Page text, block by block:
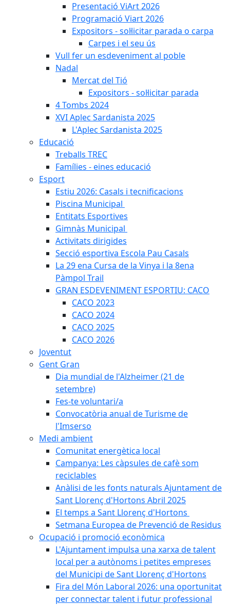
Presentació ViArt 2026
Programació Viart 2026
Expositors - sol·licitar parada o carpa
Carpes i el seu ús
Vull fer un esdeveniment al poble
Nadal
Mercat del Tió
Expositors - sol·licitar parada
4 Tombs 2024
XVI Aplec Sardanista 2025
L'Aplec Sardanista 2025
Educació
Treballs TREC
Famílies - eines educació
Esport
Estiu 2026: Casals i tecnificacions
Piscina Municipal
Entitats Esportives
Gimnàs Municipal
Activitats dirigides
Secció esportiva Escola Pau Casals
La 29 ena Cursa de la Vinya i la 8ena
Pàmpol Trail
GRAN ESDEVENIMENT ESPORTIU: CACO
CACO 2023
CACO 2024
CACO 2025
CACO 2026
Joventut
Gent Gran
Dia mundial de l'Alzheimer (21 de
setembre)
Fes-te voluntari/a
Convocatòria anual de Turisme de
l'Imserso
Medi ambient
Comunitat energètica local
Campanya: Les càpsules de cafè som
reciclables
Anàlisi de les fonts naturals Ajuntament de
Sant Llorenç d'Hortons Abril 2025
El temps a Sant Llorenç d'Hortons
Setmana Europea de Prevenció de Residus
Ocupació i promoció econòmica
L'Ajuntament impulsa una xarxa de talent
local per a autònoms i petites empreses
del Municipi de Sant Llorenç d'Hortons
Fira del Món Laboral 2026: una oportunitat
per connectar talent i futur professional